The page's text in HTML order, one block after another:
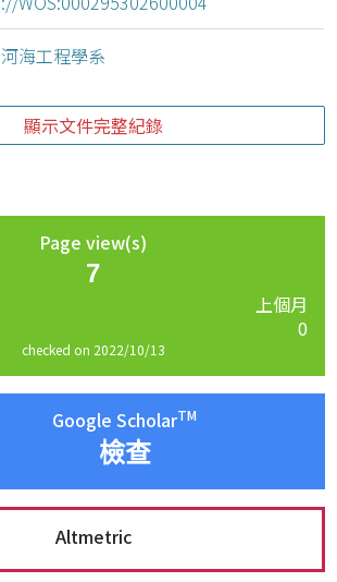
河海工程學系
顯示文件完整紀錄
Page view(s)
7
上個月
0
checked on 2022/10/13
Google ScholarTM
檢查
Altmetric